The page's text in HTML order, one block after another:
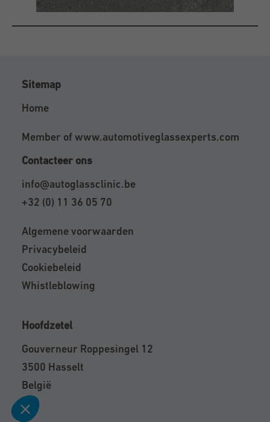
Sitemap
Home
Member ofwww.automotiveglassexperts.com
Contacteer ons
info@autoglassclinic.be
+32 (0) 11 36 05 70
Algemene voorwaarden
Privacybeleid
Cookiebeleid
Whistleblowing
Hoofdzetel
Gouverneur Roppesingel 12
3500 Hasselt
België